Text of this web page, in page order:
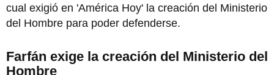
cual exigió en 'América Hoy' la creación del Ministerio
del Hombre para poder defenderse.
Farfán exige la creación del Ministerio del
Hombre